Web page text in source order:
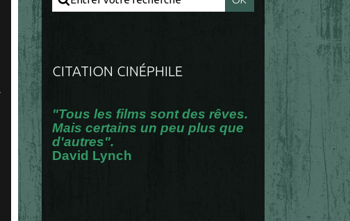
CITATION CINÉPHILE
"Tous les films sont des rêves.
Mais certains un peu plus que
d'autres".
David Lynch